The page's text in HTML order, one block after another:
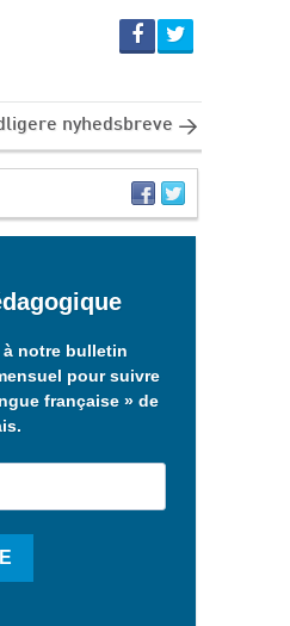
nyhedsbreve
notre bulletin
pour suivre
française » de